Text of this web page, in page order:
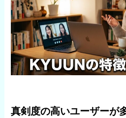
真剣度の高いユーザーが